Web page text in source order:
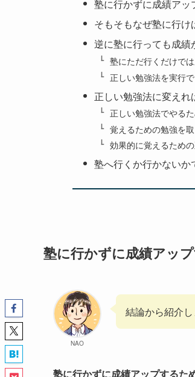
塾に行かずに成績ア
そもそもなぜ塾に行
逆に塾に行っても成
塾にただ行くだけで
正しい勉強法を実行
正しい勉強法に変え
正しい勉強法でやる
覚えるための勉強を
効果的に覚えるため
塾へ行くか行かない
塾に行かずに成績アッ
NAO
結論から紹介し
塾に行かずに成績アップするた